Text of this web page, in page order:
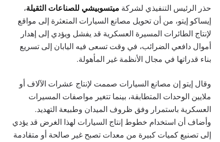
حذر الرئيس التنفيذي لشركة ميتسوبيشي للصناعات الثقيلة،
إيساكو إيتو، من أن تحويل مصانع السيارات المتعثرة إلى مواقع
لإنتاج الطائرات المسيرة العسكرية قد يفشل ويؤدي إلى إهدار
أموال دافعي الضرائب، في وقت تسعى فيه اليابان إلى تسريع
بناء قدراتها في مجال الأنظمة غير المأهولة.
وقال إيتو إن مصانع السيارات صممت لإنتاج عشرات الآلاف أو
ملايين الوحدات المتطابقة، بينما تتغير مواصفات المسيرات
العسكرية باستمرار وفق ظروف الميدان وطبيعة التهديد.
وأضاف أن استخدام خطوط إنتاج السيارات لهذا الغرض قد يؤدي
إلى تصنيع كميات كبيرة من معدات تصبح غير صالحة أو متقادمة